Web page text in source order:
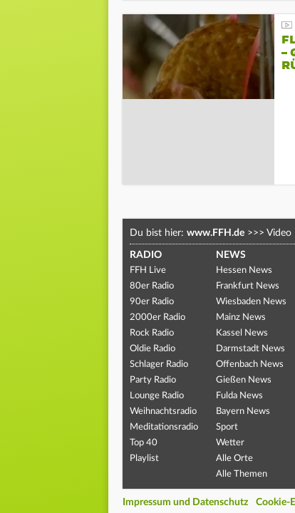
–
Du bist hier: www.FFH.de >>> Video
RADIO
FFH Live
80er Radio
90er Radio
2000er Radio
Rock Radio
Oldie Radio
Schlager Radio
Party Radio
Lounge Radio
Weihnachtsradio
Meditationsradio
Top 40
Playlist
NEWS
Hessen News
Frankfurt News
Wiesbaden News
Mainz News
Kassel News
Darmstadt News
Offenbach News
Gießen News
Fulda News
Bayern News
Sport
Wetter
Alle Orte
Alle Themen
Impressum und Datenschutz Cookie-